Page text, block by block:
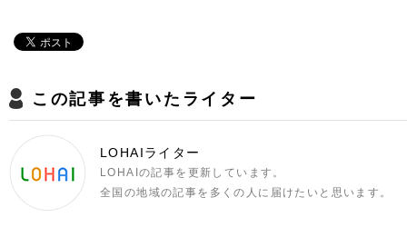
この記事を書いたライター
LOHAIライター
LOHAIの記事を更新しています。
全国の地域の記事を多くの人に届けたいと思います。